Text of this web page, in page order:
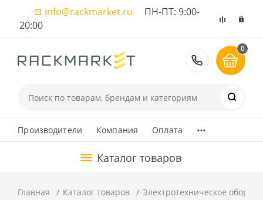
info@rackmarket.ru ПН-ПТ: 9:00-
20:00
8 (495)
0
Производители Компания Оплата ...
Каталог товаров
Главная Каталог товаров Электротехническое